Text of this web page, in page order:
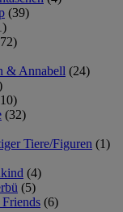
(39)
& Annabell (24)
(32)
Tiere/Figuren (1)
(4)
(5)
(6)